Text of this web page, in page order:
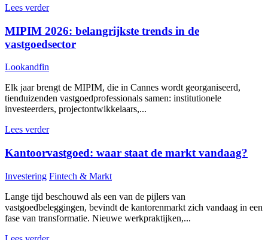
Lees verder
MIPIM 2026: belangrijkste trends in de
vastgoedsector
Lookandfin
Elk jaar brengt de MIPIM, die in Cannes wordt georganiseerd,
tienduizenden vastgoedprofessionals samen: institutionele
investeerders, projectontwikkelaars,...
Lees verder
Kantoorvastgoed: waar staat de markt vandaag?
Investering Fintech & Markt
Lange tijd beschouwd als een van de pijlers van
vastgoedbeleggingen, bevindt de kantorenmarkt zich vandaag in een
fase van transformatie. Nieuwe werkpraktijken,...